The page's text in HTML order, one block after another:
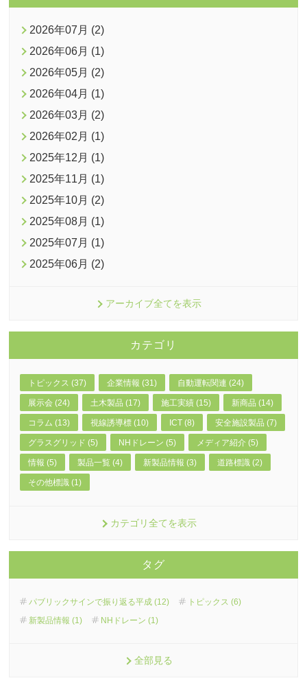
2026年07月 (2)
2026年06月 (1)
2026年05月 (2)
2026年04月 (1)
2026年03月 (2)
2026年02月 (1)
2025年12月 (1)
2025年11月 (1)
2025年10月 (2)
2025年08月 (1)
2025年07月 (1)
2025年06月 (2)
アーカイブ全てを表示
カテゴリ
トピックス (37) 企業情報 (31) 自動運転関連 (24)
展示会 (24) 土木製品 (17) 施工実績 (15) 新商品 (14)
コラム (13) 視線誘導標 (10) ICT (8) 安全施設製品 (7)
グラスグリッド (5) NHドレーン (5) メディア紹介 (5)
情報 (5) 製品一覧 (4) 新製品情報 (3) 道路標識 (2)
その他標識 (1)
カテゴリ全てを表示
タグ
パブリックサインで振り返る平成 (12)
トピックス (6)
新製品情報 (1)
NHドレーン (1)
全部見る